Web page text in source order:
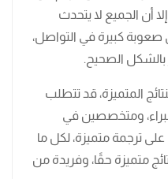
أن الجميع لا يتحدث
صعوبة كبيرة في التواصل،
الصحيح.
المتميزة، قد تتطلب
ومتخصصين في
ترجمة متميزة، لكل ما
متميزة حقًا، وفريدة من